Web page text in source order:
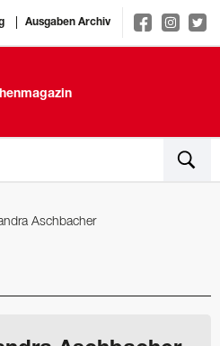
Ausgaben Archiv
Aschbacher